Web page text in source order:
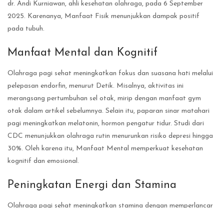
dr. Andi Kurniawan, ahli kesehatan olahraga, pada 6 September
2025. Karenanya, Manfaat Fisik menunjukkan dampak positif
pada tubuh.
Manfaat Mental dan Kognitif
Olahraga pagi sehat meningkatkan fokus dan suasana hati melalui
pelepasan endorfin, menurut Detik. Misalnya, aktivitas ini
merangsang pertumbuhan sel otak, mirip dengan manfaat gym
otak dalam artikel sebelumnya. Selain itu, paparan sinar matahari
pagi meningkatkan melatonin, hormon pengatur tidur. Studi dari
CDC menunjukkan olahraga rutin menurunkan risiko depresi hingga
30%. Oleh karena itu, Manfaat Mental memperkuat kesehatan
kognitif dan emosional.
Peningkatan Energi dan Stamina
Olahraga pagi sehat meningkatkan stamina dengan memperlancar